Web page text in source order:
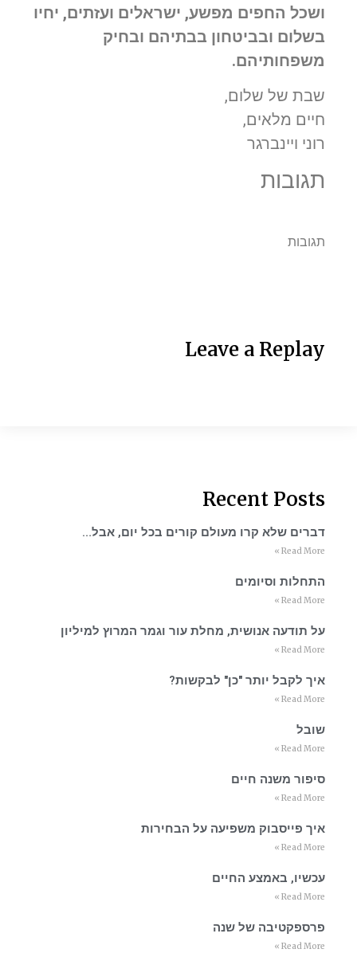
ושכל החפים מפשע, ישראלים ועזתים, יחיו
בשלום ובביטחון בבתיהם ובחיק
משפחותיהם.
שבת של שלום,
חיים מלאים,
רוני ויינברגר
תגובות
תגובות
Leave a Replay
Recent Posts
דברים שלא קרו מעולם קורים בכל יום, אבל…
Read More »
התחלות וסיומים
Read More »
על תודעה אנושית, מחלת עור וגמר המרוץ למיליון
Read More »
איך לקבל יותר "כן" לבקשות?
Read More »
שובל
Read More »
סיפור משנה חיים
Read More »
איך פייסבוק משפיעה על הבחירות
Read More »
עכשיו, באמצע החיים
Read More »
פרספקטיבה של שנה
Read More »